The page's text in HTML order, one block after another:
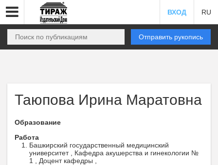
ВХОД RU
Отправить рукопись
Таюпова Ирина Маратовна
Образование
Работа
Башкирский государственный медицинский
университет , Кафедра акушерства и гинекологии №
1 , Доцент кафедры ,